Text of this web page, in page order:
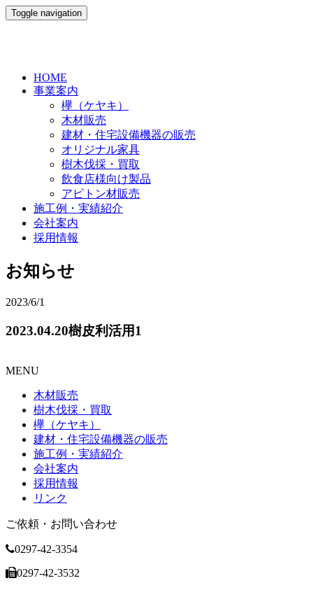
Toggle navigation
HOME
事業案内
欅（ケヤキ）
木材販売
建材・住宅設備機器の販売
オリジナル家具
樹木伐採・買取
飲食店様向け製品
アピトン材販売
施工例・実績紹介
会社案内
採用情報
お知らせ
2023/6/1
2023.04.20樹皮利活用1
MENU
木材販売
樹木伐採・買取
欅（ケヤキ）
建材・住宅設備機器の販売
施工例・実績紹介
会社案内
採用情報
リンク
ご依頼・お問い合わせ
0297-42-3354
0297-42-3532